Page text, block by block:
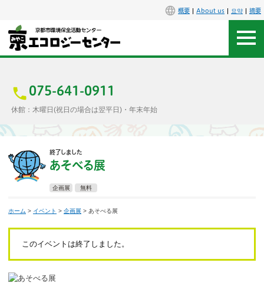
概要 About us 요약 摘要
075-641-0911
休館：木曜日(祝日の場合は翌平日)・年末年始
アクセス
施設案内
エコセンで楽しもう
イベント
講座
終了しました
あそべる展
企画展 無料
ホーム > イベント > 企画展 > あそべる展
このイベントは終了しました。